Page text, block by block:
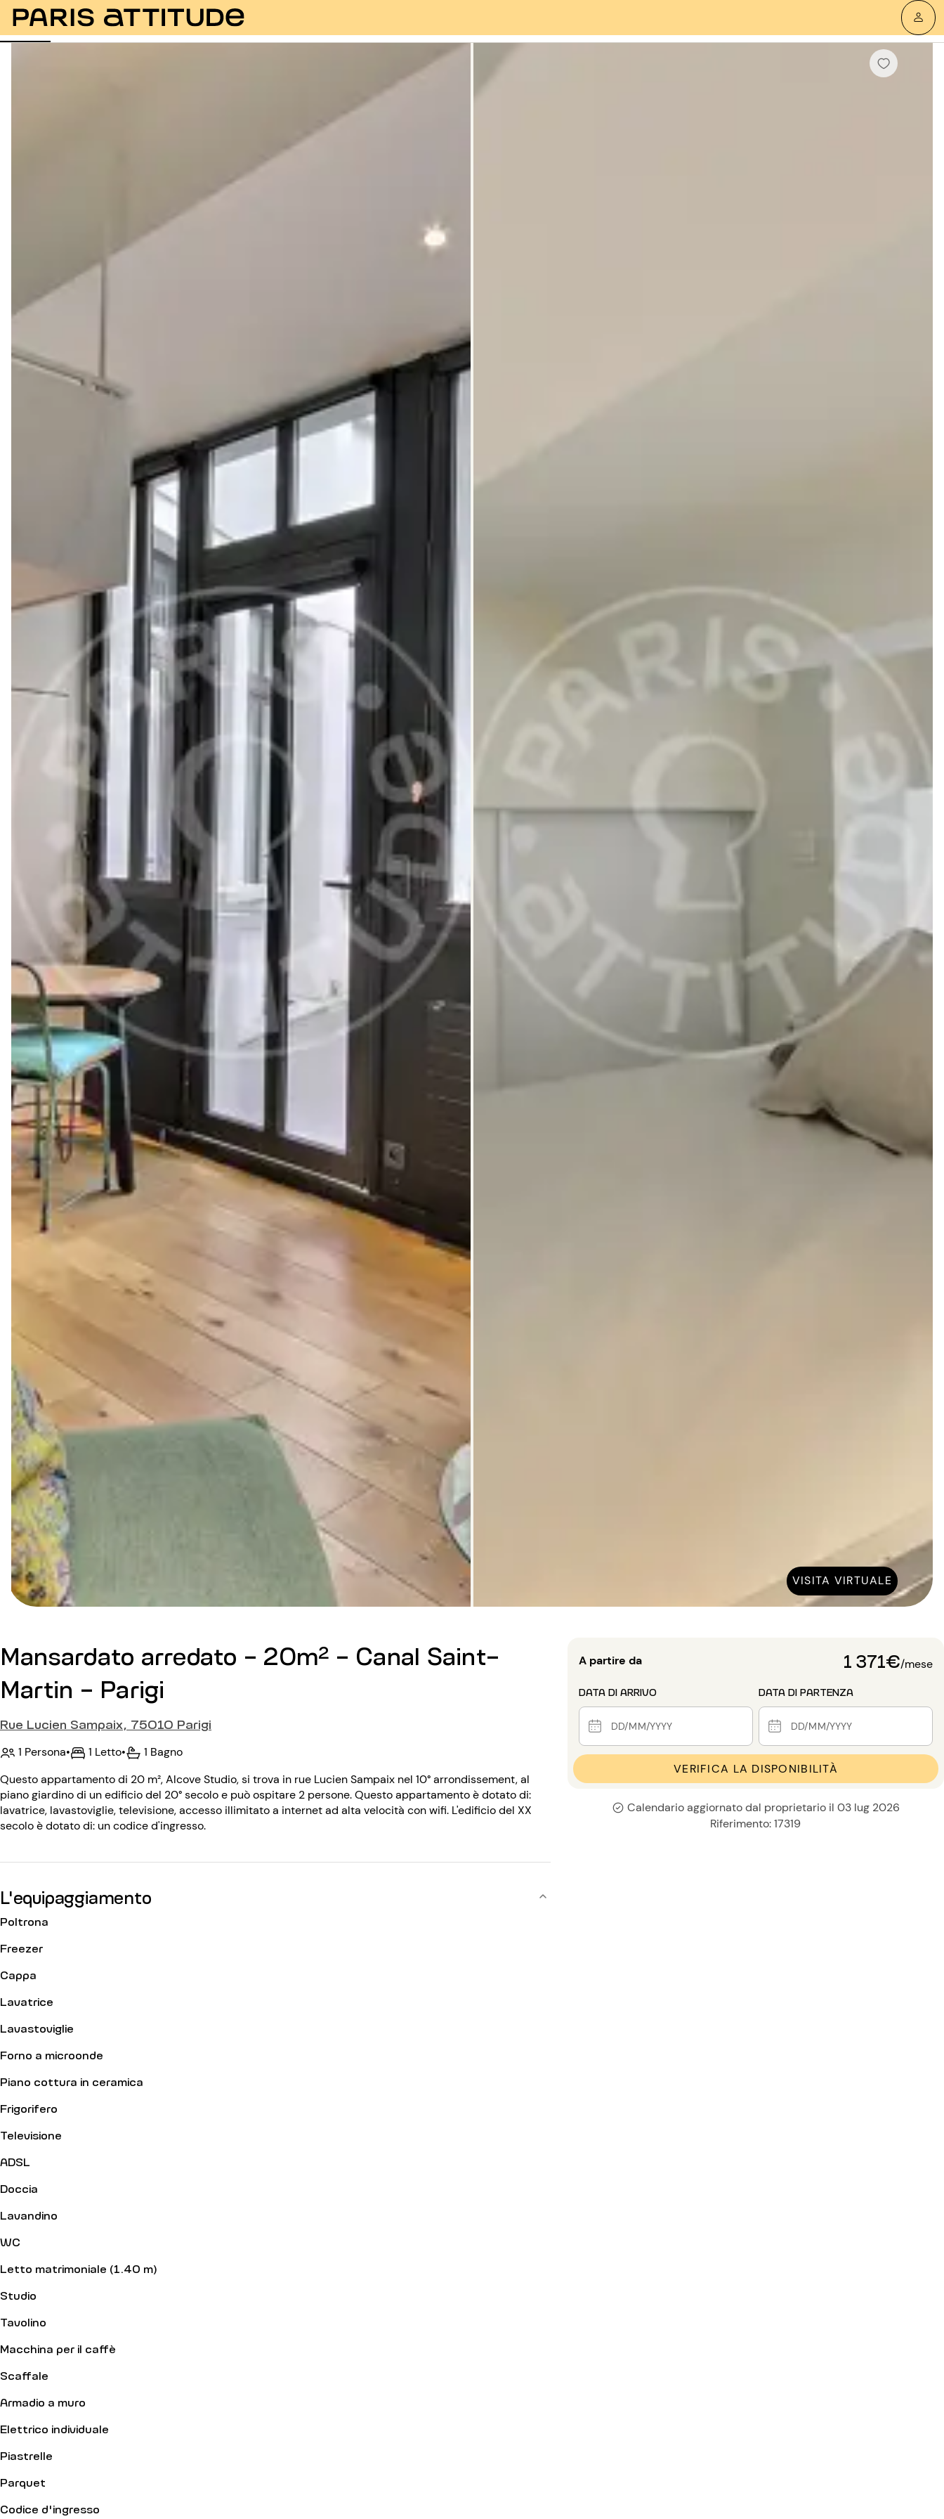
Foto Descrizione Equipaggiamento
VISITA VIRTUALE
Mansardato arredato - 20m² - Canal Saint-
Martin - Parigi
Rue Lucien Sampaix, 75010 Parigi
1 Persona• 1 Letto•
1 Bagno
Questo appartamento di 20 m², Alcove Studio, si trova in rue Lucien Sampaix nel 10° arrondissement, al
piano giardino di un edificio del 20° secolo e può ospitare 2 persone. Questo appartamento è dotato di:
lavatrice, lavastoviglie, televisione, accesso illimitato a internet ad alta velocità con wifi. L'edificio del XX
secolo è dotato di: un codice d'ingresso.
L'equipaggiamento
Poltrona
Freezer
Cappa
Lavatrice
Lavastoviglie
Forno a microonde
Piano cottura in ceramica
Frigorifero
Televisione
ADSL
Doccia
Lavandino
WC
Letto matrimoniale (1.40 m)
Studio
Tavolino
Macchina per il caffè
Scaffale
Armadio a muro
Elettrico individuale
Piastrelle
Parquet
Codice d'ingresso
A partire da 1 371€/mese
DATA DI ARRIVO DATA DI PARTENZA
VERIFICA LA DISPONIBILITÀ
Calendario aggiornato dal proprietario il 03 lug 2026
Riferimento: 17319